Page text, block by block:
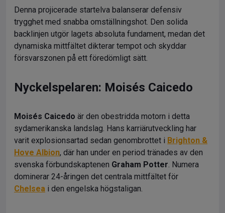
Denna projicerade startelva balanserar defensiv
trygghet med snabba omställningshot. Den solida
backlinjen utgör lagets absoluta fundament, medan det
dynamiska mittfältet dikterar tempot och skyddar
försvarszonen på ett föredömligt sätt.
Nyckelspelaren: Moisés Caicedo
Moisés Caicedo är den obestridda motorn i detta
sydamerikanska landslag. Hans karriärutveckling har
varit explosionsartad sedan genombrottet i Brighton &
Hove Albion, där han under en period tränades av den
svenska förbundskaptenen Graham Potter. Numera
dominerar 24-åringen det centrala mittfältet för
Chelsea i den engelska högstaligan.